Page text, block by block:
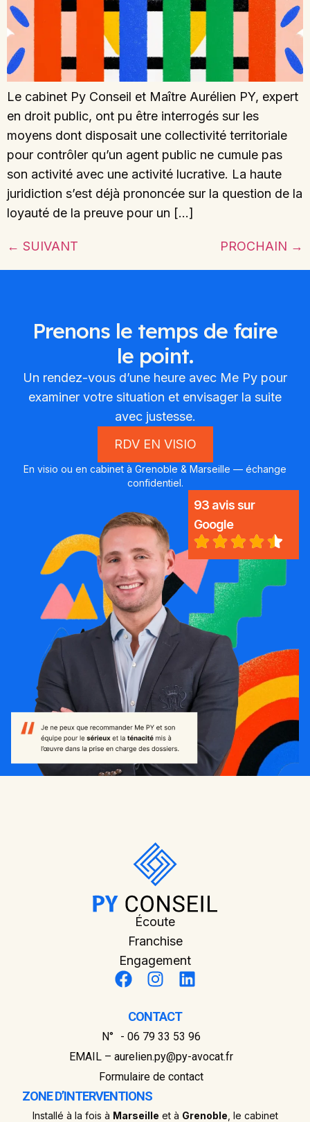
Le cabinet Py Conseil et Maître Aurélien PY, expert
en droit public, ont pu être interrogés sur les
moyens dont disposait une collectivité territoriale
pour contrôler qu’un agent public ne cumule pas
son activité avec une activité lucrative. La haute
juridiction s’est déjà prononcée sur la question de la
loyauté de la preuve pour un […]
← SUIVANT PROCHAIN →
Prenons le temps de faire
le point.
Un rendez-vous d’une heure avec Me Py pour
examiner votre situation et envisager la suite
avec justesse.
RDV EN VISIO
En visio ou en cabinet à Grenoble & Marseille — échange
confidentiel.
93 avis sur
Google
Écoute
Franchise
Engagement
CONTACT
N° - 06 79 33 53 96
EMAIL – aurelien.py@py-avocat.fr
Formulaire de contact
ZONE D’INTERVENTIONS
Installé à la fois à Marseille et à Grenoble , le cabinet